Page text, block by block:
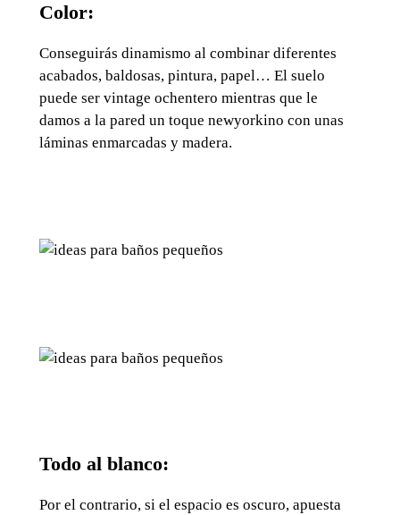
Color:
Conseguirás dinamismo al combinar diferentes
acabados, baldosas, pintura, papel… El suelo
puede ser vintage ochentero mientras que le
damos a la pared un toque newyorkino con unas
láminas enmarcadas y madera.
Todo al blanco:
Por el contrario, si el espacio es oscuro, apuesta